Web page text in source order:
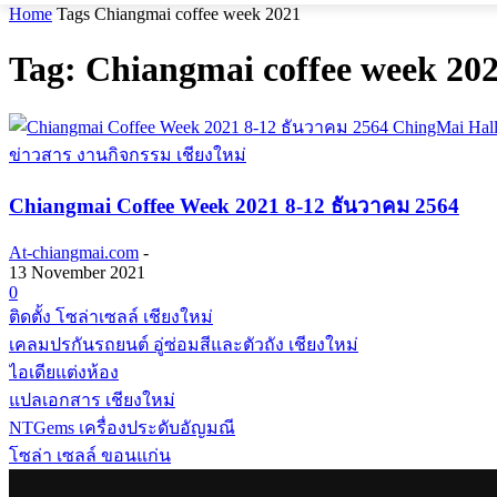
Home Tags Chiangmai coffee week 2021
Tag: Chiangmai coffee week
ข่าวสาร งานกิจกรรม เชียงใหม่
Chiangmai Coffee Week 2021 8-12 ธันวาคม 2564
At-chiangmai.com -
13 November 2021
0
ติดตั้ง โซล่าเซลล์ เชียงใหม่
เคลมปรกันรถยนต์ อู่ซ่อมสีและตัวถัง เชียงใหม่
ไอเดียแต่งห้อง
แปลเอกสาร เชียงใหม่
NTGems เครื่องประดับอัญมณี
โซล่า เซลล์ ขอนแก่น